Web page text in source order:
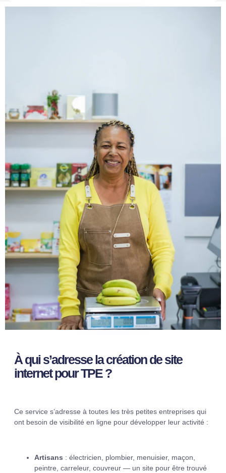
À qui s’adresse la création de site
internet pour TPE ?
Ce service s’adresse à toutes les très petites entreprises qui
ont besoin de visibilité en ligne pour développer leur activité :
Artisans : électricien, plombier, menuisier, maçon,
peintre, carreleur, couvreur — un site pour être trouvé